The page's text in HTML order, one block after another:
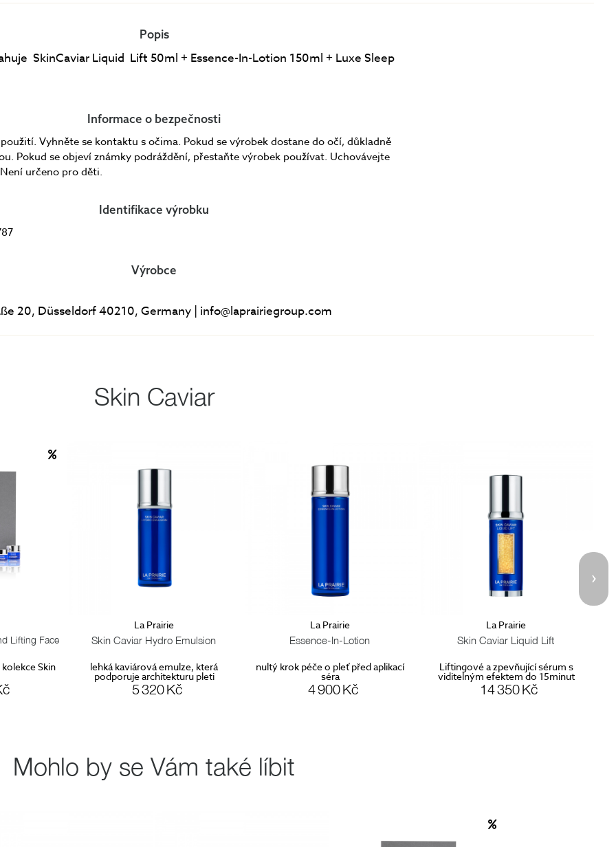
Popis
SkinCaviar Liquid Lift 50ml + Essence-In-Lotion 150ml + Luxe Sleep
Informace o bezpečnosti
Vyhněte se kontaktu s očima. Pokud se výrobek dostane do očí, důkladně
Pokud se objeví známky podráždění, přestaňte výrobek používat. Uchovávejte
určeno pro děti.
Identifikace výrobku
Výrobce
20, Düsseldorf 40210, Germany | info@laprairiegroup.com
Skin Caviar
Emulsion
emulze, která
pleti
Kč
La Prairie
Essence-In-Lotion
nultý krok péče o pleť před aplikací
séra
4 900 Kč
La Prairie
Skin Caviar Liquid Lift
Liftingové a zpevňující sérum s
viditelným efektem do 15minut
14 350 Kč
La Prairie
Skin Caviar The Mist
jemná pleťová mlha pro okamžitou
hydrataci a zpevnění pleti
5 020 Kč
Mohlo by se Vám také líbit